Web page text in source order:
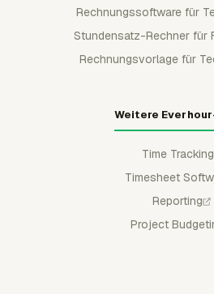
Rechnungssoftware für
Stundensatz-Rechner für
Rechnungsvorlage für
Weitere
Time Tracking
Timesheet
Reporting
Project